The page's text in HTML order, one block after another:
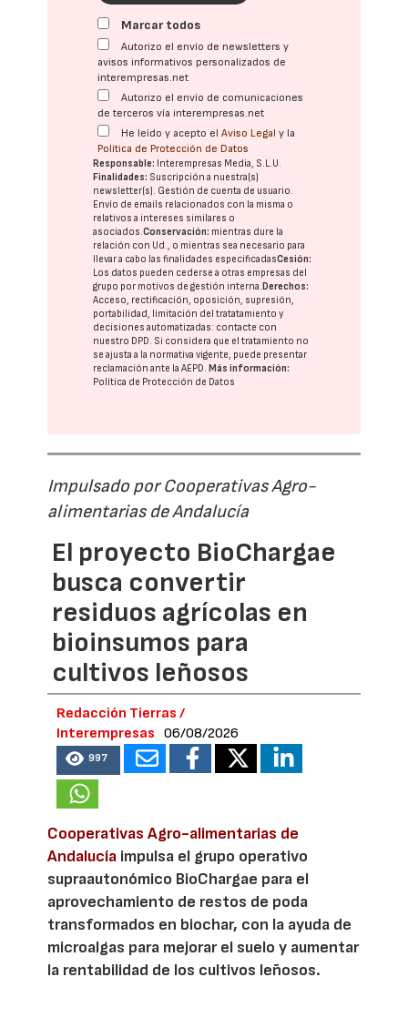
Marcar todos
Autorizo el envío de newsletters y
avisos informativos personalizados de
interempresas.net
Autorizo el envío de comunicaciones
de terceros vía interempresas.net
He leído y acepto elAviso Legal y la
Política de Protección de Datos
Responsable: Interempresas Media, S.L.U.
Finalidades: Suscripción a nuestra(s)
newsletter(s). Gestión de cuenta de usuario.
Envío de emails relacionados con la misma o
relativos a intereses similares o
asociados.Conservación: mientras dure la
relación con Ud., o mientras sea necesario para
llevar a cabo las finalidades especificadasCesión:
Los datos pueden cederse a otras empresas del
grupo por motivos de gestión interna. Derechos:
Acceso, rectificación, oposición, supresión,
portabilidad, limitación del tratatamiento y
decisiones automatizadas: contacte con
nuestro DPD. Si considera que el tratamiento no
se ajusta a la normativa vigente, puede presentar
reclamación ante laAEPD. Más información:
Política de Protección de Datos
Impulsado por Cooperativas Agro-
alimentarias de Andalucía
El proyecto BioChargae
busca convertir
residuos agrícolas en
bioinsumos para
cultivos leñosos
Redacción Tierras /
Interempresas
06/08/2026
997
Cooperativas Agro-alimentarias de
Andalucía impulsa el grupo operativo
supraautonómico BioChargae para el
aprovechamiento de restos de poda
transformados en biochar, con la ayuda de
microalgas para mejorar el suelo y aumentar
la rentabilidad de los cultivos leñosos.